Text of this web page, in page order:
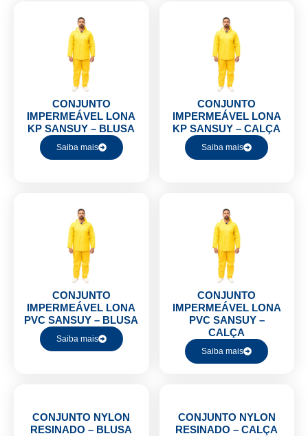
CONJUNTO
IMPERMEÁVEL LONA
KP SANSUY – BLUSA
Saiba mais
CONJUNTO
IMPERMEÁVEL LONA
KP SANSUY – CALÇA
Saiba mais
CONJUNTO
IMPERMEÁVEL LONA
PVC SANSUY – BLUSA
Saiba mais
CONJUNTO
IMPERMEÁVEL LONA
PVC SANSUY –
CALÇA
Saiba mais
CONJUNTO NYLON
RESINADO – BLUSA
CONJUNTO NYLON
RESINADO – CALÇA